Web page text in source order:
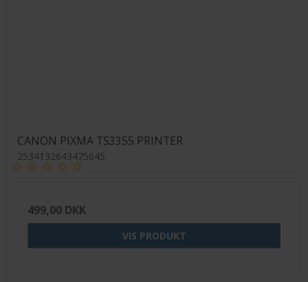
CANON PIXMA TS3355 PRINTER
2534132643475645
499,00 DKK
VIS PRODUKT